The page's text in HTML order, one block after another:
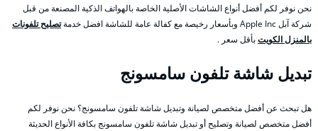
نحن نوفر لكم أفضل أنواع الشاشات الأصلية الخاصة بالهواتف الذكية المصنعة من قبل
شركة آبل Apple Inc وبأسعار رخيصة مع كفالة عامة للشاشة افضل خدمة
تصليح تلفونات
بالمنزل الكويتبأقل سعر .
تبديل شاشة تلفون سامسونج
هل تبحث عن أفضل متخصص لصيانة وتبديل شاشة تلفون سامسونج؟ نحن نوفر لكم
أفضل متخصص لصيانة وتصليح أو تبديل شاشة تلفون سامسونج بكافة الأنواع الحديثة